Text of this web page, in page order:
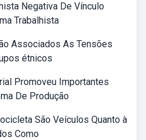
Negativa De Vínculo
Trabalhista
Associados As Tensões
étnicos
Promoveu Importantes
De Produção
São Veículos Quanto à
Como